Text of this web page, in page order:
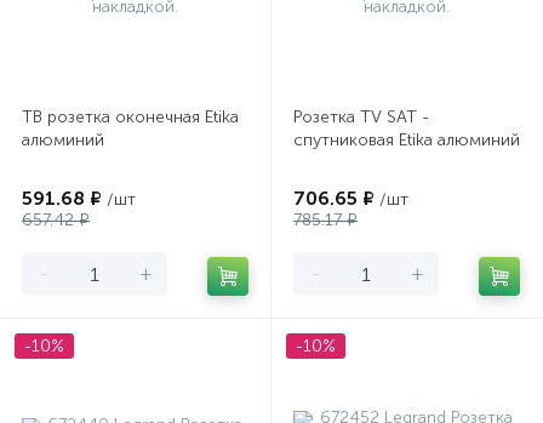
ТВ розетка оконечная Etika
алюминий
591.68 ₽ /шт
657.42 ₽
- +
Розетка TV SAT -
спутниковая Etika алюминий
706.65 ₽ /шт
785.17 ₽
- +
-10% -10%